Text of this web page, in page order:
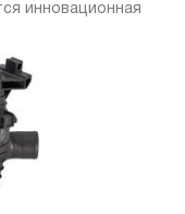
инновационная